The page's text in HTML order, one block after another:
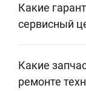
Какие
сервисный
год. В этот
защищена от
Какие
ремонте